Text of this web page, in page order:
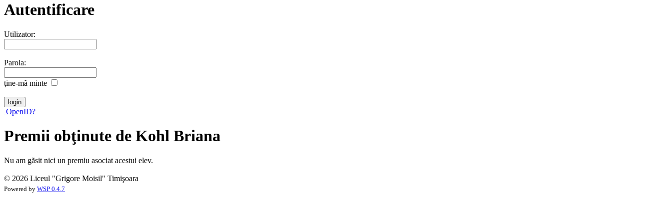
Autentificare
Utilizator:
Parola:
ţine-mã minte
OpenID?
Premii obţinute de Kohl Briana
Nu am gãsit nici un premiu asociat acestui elev.
© 2026 Liceul "Grigore Moisil" Timişoara
Powered by WSP 0.4.7